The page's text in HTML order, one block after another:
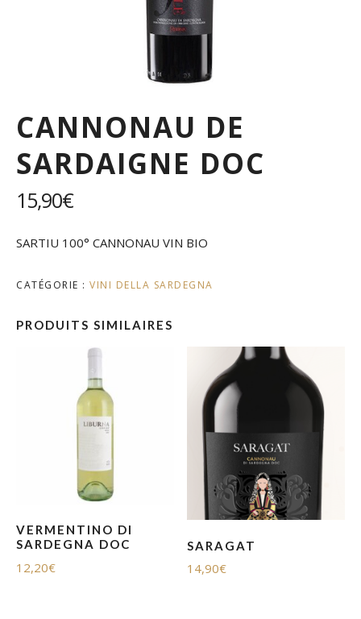
CANNONAU DE
SARDAIGNE DOC
15,90€
SARTIU 100° CANNONAU VIN BIO
CATÉGORIE : VINI DELLA SARDEGNA
PRODUITS SIMILAIRES
VERMENTINO DI
SARDEGNA DOC
12,20€
SARAGAT
14,90€